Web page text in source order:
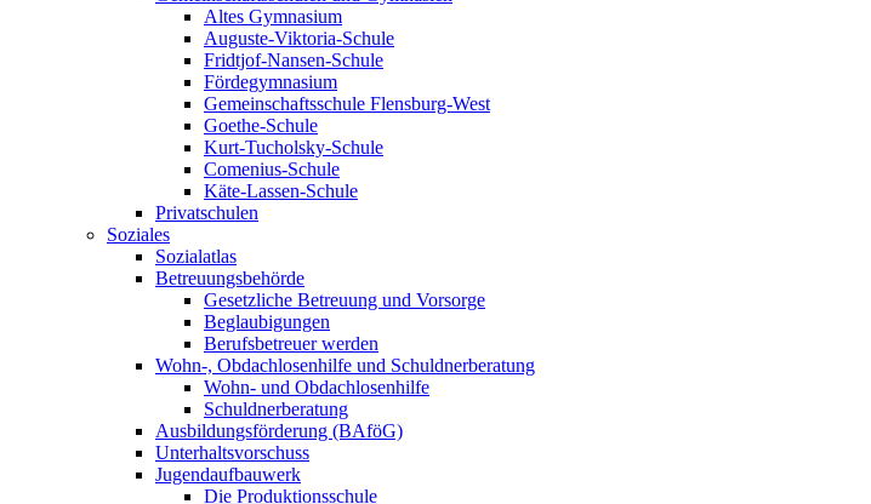
Altes Gymnasium
Auguste-Viktoria-Schule
Fridtjof-Nansen-Schule
Fördegymnasium
Gemeinschaftsschule Flensburg-West
Goethe-Schule
Kurt-Tucholsky-Schule
Comenius-Schule
Käte-Lassen-Schule
Privatschulen
Soziales
Sozialatlas
Betreuungsbehörde
Gesetzliche Betreuung und Vorsorge
Beglaubigungen
Berufsbetreuer werden
Wohn-, Obdachlosenhilfe und Schuldnerberatung
Wohn- und Obdachlosenhilfe
Schuldnerberatung
Ausbildungsförderung (BAföG)
Unterhaltsvorschuss
Jugendaufbauwerk
Die Produktionsschule